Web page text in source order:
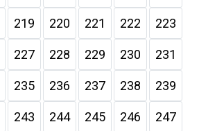
219 220 221 222 223
227 228 229 230 231
235 236 237 238 239
243 244 245 246 247